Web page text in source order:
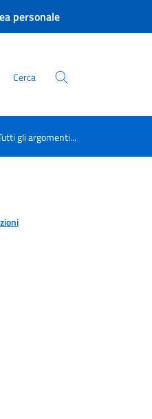
personale
Cerca
gli argomenti...